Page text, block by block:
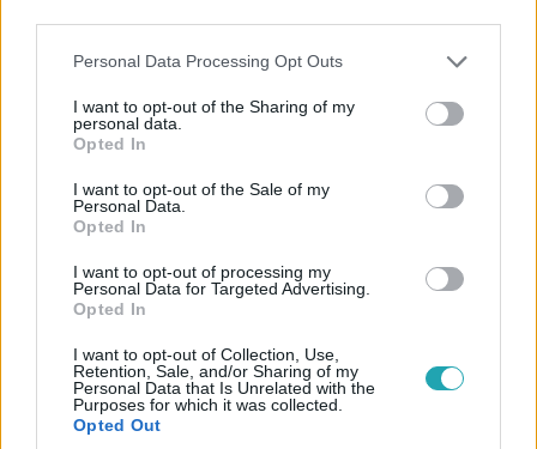
Please note that this website/app uses one or more Google
not limited to your visit or usage behaviour. You may click to
grant or deny consent to Google and its third-party tags to
use your data for below specified purposes in below Google
consent section.
Personal Data Processing Opt Outs
I want to opt-out of the Sharing of my
personal data.
Opted In
I want to opt-out of the Sale of my
Personal Data.
Opted In
I want to opt-out of processing my
Personal Data for Targeted Advertising.
Opted In
I want to opt-out of Collection, Use,
Retention, Sale, and/or Sharing of my
Personal Data that Is Unrelated with the
Purposes for which it was collected.
Opted Out
raktárakba. Egy háziorvos azt írta Híradónknak, délután
közölték velük, augusztus elsején egyszerre szállítják ki
nekik a júliusi, augusztusi és szeptemberi adagot.
Anikó Show
2017. július 26. 15:22